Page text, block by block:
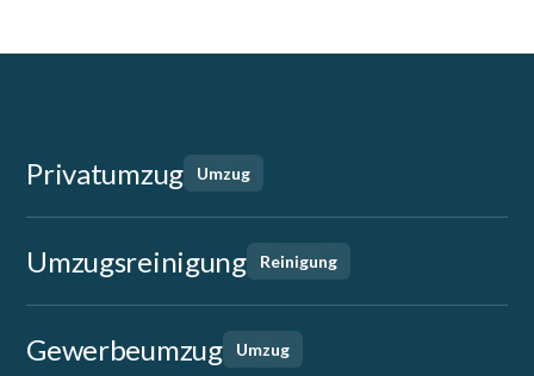
Privatumzug Umzug
Umzugsreinigung Reinigung
Gewerbeumzug Umzug